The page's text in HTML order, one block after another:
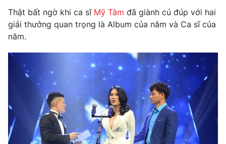
Khán giả
Giải sao mai
Âm nhạc
Sao
Du lịch
Làm đẹp
Chất lượng cuộc sống
Giáo dục
Học trực tuyến
Công nghệ
Hitech Công nghệ tương lai
Sản phẩm
Thị trường
Tư vấn
Giao lưu trực tuyến
Lịch phát sóng
Thật bất ngờ khi ca sĩ Mỹ Tâm đã giành cú đúp với hai
giải thưởng quan trọng là Album của năm và Ca sĩ của
năm.